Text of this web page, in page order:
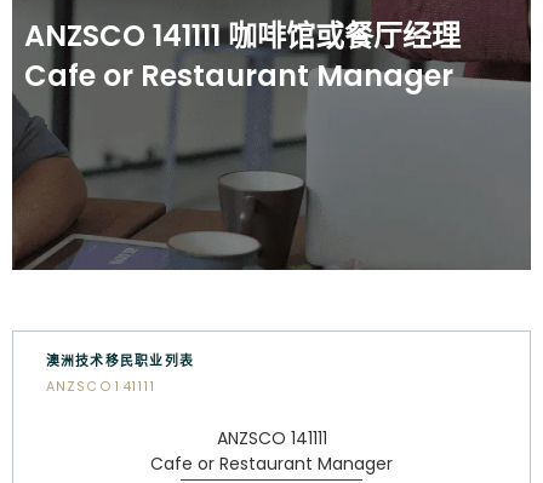
ANZSCO 141111 咖啡馆或餐厅经理
Cafe or Restaurant Manager
澳洲技术移民职业列表
ANZSCO 141111
ANZSCO 141111
Cafe or Restaurant Manager